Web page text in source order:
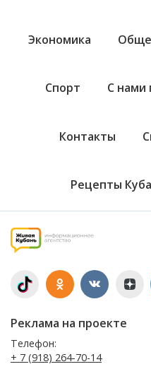
Экономика
Спорт С нами
Контакты
Рецепты
Реклама на проекте
Телефон:
+ 7 (918) 264-70-14